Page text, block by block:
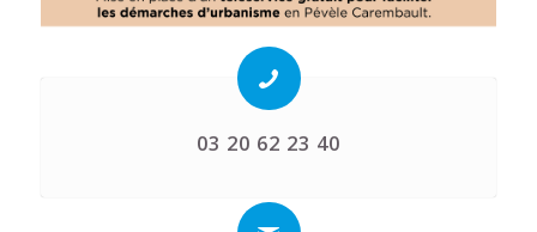
03 20 62 23 40